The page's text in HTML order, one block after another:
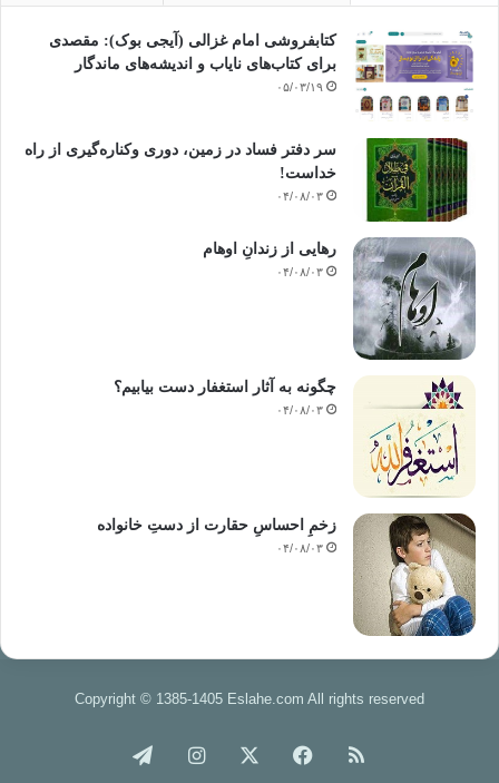
کتابفروشی امام غزالی (آیجی بوک): مقصدی
برای کتاب‌های نایاب و اندیشه‌های ماندگار
۰۵/۰۳/۱۹
سر دفتر فساد در زمین‌، دوری وکناره‌گیری از راه
خداست‌!
۰۴/۰۸/۰۳
رهایی از زندانِ اوهام
۰۴/۰۸/۰۳
چگونه به آثار استغفار دست بیابیم؟
۰۴/۰۸/۰۳
زخمِ احساسِ حقارت از دستِ خانواده
۰۴/۰۸/۰۳
Copyright © 1385-1405 Eslahe.com All rights reserved
خوراک فیس اینستاگرام